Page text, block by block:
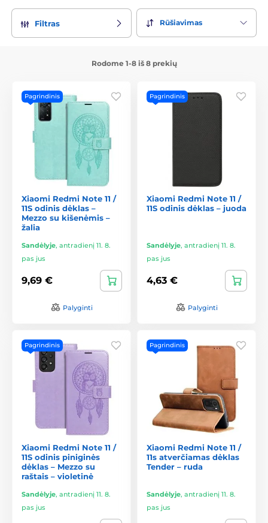
Filtras Rūšiavimas
Rodome 1-8 iš 8 prekių
Pagrindinis
Xiaomi Redmi Note 11 /
11S odinis dėklas –
Mezzo su kišenėmis –
žalia
Sandėlyje, antradienį 11. 8.
pas jus
9,69 €
Palyginti
Pagrindinis
Xiaomi Redmi Note 11 /
11S odinis dėklas – juoda
Sandėlyje, antradienį 11. 8.
pas jus
4,63 €
Palyginti
Pagrindinis
Xiaomi Redmi Note 11 /
11S odinis piniginės
dėklas – Mezzo su
raštais – violetinė
Sandėlyje, antradienį 11. 8.
pas jus
Pagrindinis
Xiaomi Redmi Note 11 /
11s atverčiamas dėklas
Tender – ruda
Sandėlyje, antradienį 11. 8.
pas jus